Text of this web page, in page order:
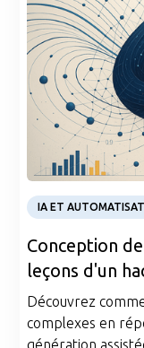
IA ET
Conception
leçons d'un
Découvrez
complexes en
génération